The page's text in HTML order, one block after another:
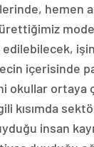
hemen
içerisinde
ortaya
kısımda
insan